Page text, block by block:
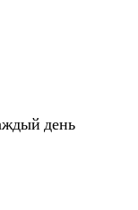
день